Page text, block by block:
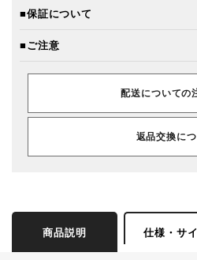
■保証について
■ご注意
配送についての
返品交換に
商品説明 仕様・サ